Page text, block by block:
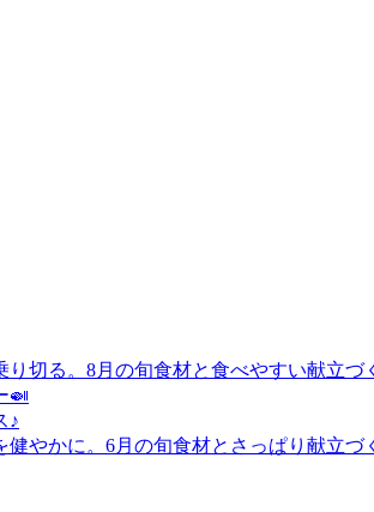
り切る。8月の旬食材と食べやすい献立づ
🍛
♪
健やかに。6月の旬食材とさっぱり献立づ